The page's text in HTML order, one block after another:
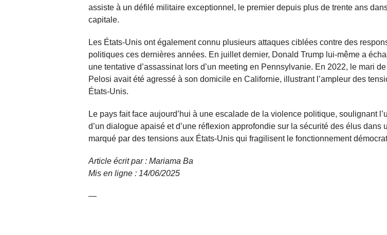
assiste à un défilé militaire exceptionnel, le premier depuis plus de trente ans
capitale.
Les États-Unis ont également connu plusieurs attaques ciblées contre des
politiques ces dernières années. En juillet dernier, Donald Trump lui-même a
une tentative d’assassinat lors d’un meeting en Pennsylvanie. En 2022, le mari
Pelosi avait été agressé à son domicile en Californie, illustrant l’ampleur des
États-Unis.
Le pays fait face aujourd’hui à une escalade de la violence politique, soulignant
d’un dialogue apaisé et d’une réflexion approfondie sur la sécurité des élus dans
marqué par des tensions aux États-Unis qui fragilisent le fonctionnement
Article écrit par : Mariama Ba
Mis en ligne : 14/06/2025
—